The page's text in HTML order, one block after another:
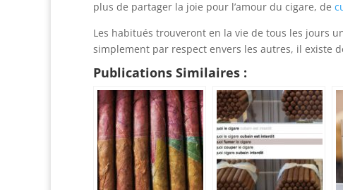
plus de partager la joie pour l’amour du cigare, de
Les habitués trouveront en la vie de tous les jours
simplement par respect envers les autres, il existe
Publications Similaires :